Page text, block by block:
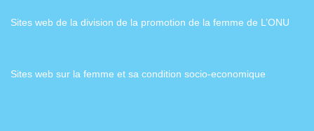
Sites web de la division de la promotion de la femme de L’ONU
Sites web sur la femme et sa condition socio-economique